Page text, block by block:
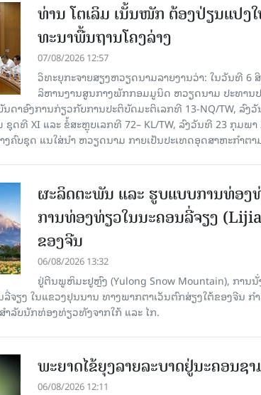
ທ່ານ ໂຕ​ເລິມ ເນັ້ນໜັກ ຕ້ອງ​ປ່ຽນ​ແປ
ທະ​ນາ​ພື້ນ​ຖານ​ໂຄງ​ລ່າງ
07/08/2026 12:57
ວິທະຍຸກະຈາຍສຽງຫວຽດນາມລາຍງານວ່າ: ໃນ​ວັນ​ທີ 6
ລິ​ຫານ​ງານ​ສູນ​ກາງ​ພັກ​ກອມ​ມູ​ນິດ ຫວຽດ​ນາມ ປະ​ທານ​
ດາ​ອົງ​ການ​ກ່ຽວ​ກັບ​ການ​ປະ​ຕິ​ບັດ​ມະ​ຕິ​ເລກ​ທີ 13-NQ/TW, ລົງ
ທີ XI ແລະ ຂໍ້​ສະ​ຫຼຸບ​ເລກ​ທີ 72– KL/TW, ​ລົງວັນ​ທີ 23 ກຸມ​ພ
ງຄົບ​ຊຸດ ແນ​ໃສ່​ນຳ ຫວຽດ​ນາມ ກາຍ​ເປັນ​ປະ​ເທດ​ອຸດ​ສາ​ຫະ​ກຳ​
ຜະລິດຕະພັນ ແລະ ຮູບແບບການທ່ອ
ການທ່ອງທ່ຽວໃນນະຄອນລີ່ຈຽງ
ຂອງຈີນ
06/08/2026 13:32
ຢູ່ຕີນພູຫິມະຢູຫຼົງ (Yulong Snow Mountain), ກາ
ຈຽງ ໃນແຂວງຢຸນນານ ທາງພາກຕາເວັນຕົກສ່ຽງໃຕ້ຂອງຈີນ
ລັບນັກທ່ອງທ່ຽວທັງຈາກໃກ້ ແລະ ໄກ.
ພະຍາດໄຂ້ຍຸງລາຍລະບາດຢູ່ນະຄອນຊ
06/08/2026 12:11